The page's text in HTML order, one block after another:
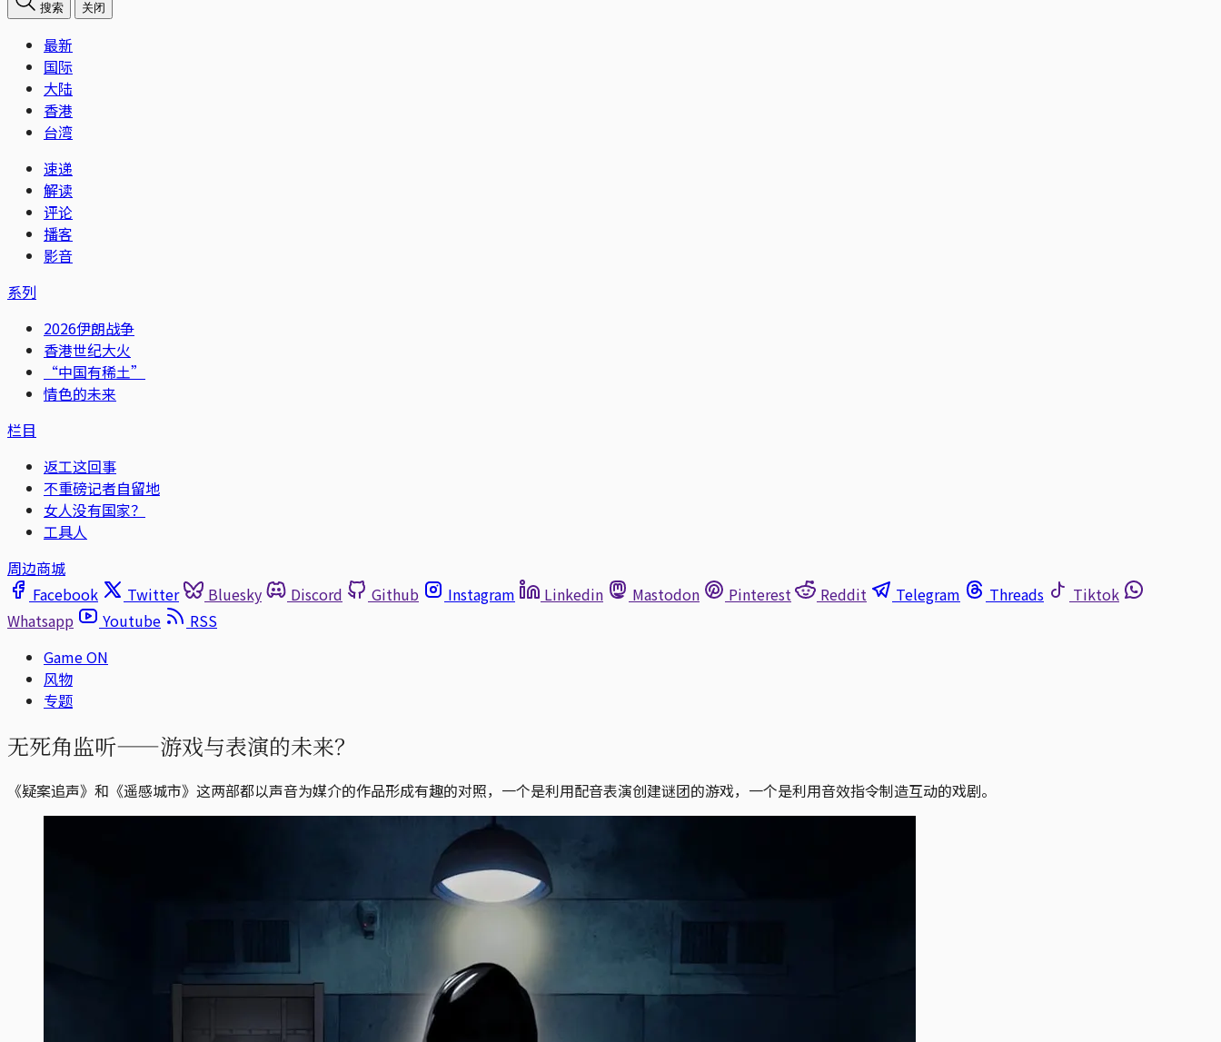
搜索 关闭
最新
国际
大陆
香港
台湾
速递
解读
评论
播客
影音
系列
2026伊朗战争
香港世纪大火
“中国有稀土”
情色的未来
栏目
返工这回事
不重磅记者自留地
女人没有国家？
工具人
周边商城
Facebook
Twitter Bluesky Discord Github Instagram Linkedin Mastodon Pinterest Reddit Telegram Threads
Tiktok
Whatsapp
Youtube
RSS
Game ON
风物
专题
无死角监听——游戏与表演的未来？
《疑案追声》和《遥感城市》这两部都以声音为媒介的作品形成有趣的对照，一个是利用配音表演创建谜团的游戏，一个是利用音效指令制造互动的戏剧。